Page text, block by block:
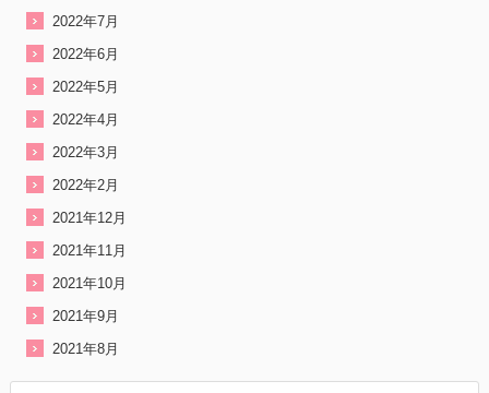
2022年7月
2022年6月
2022年5月
2022年4月
2022年3月
2022年2月
2021年12月
2021年11月
2021年10月
2021年9月
2021年8月